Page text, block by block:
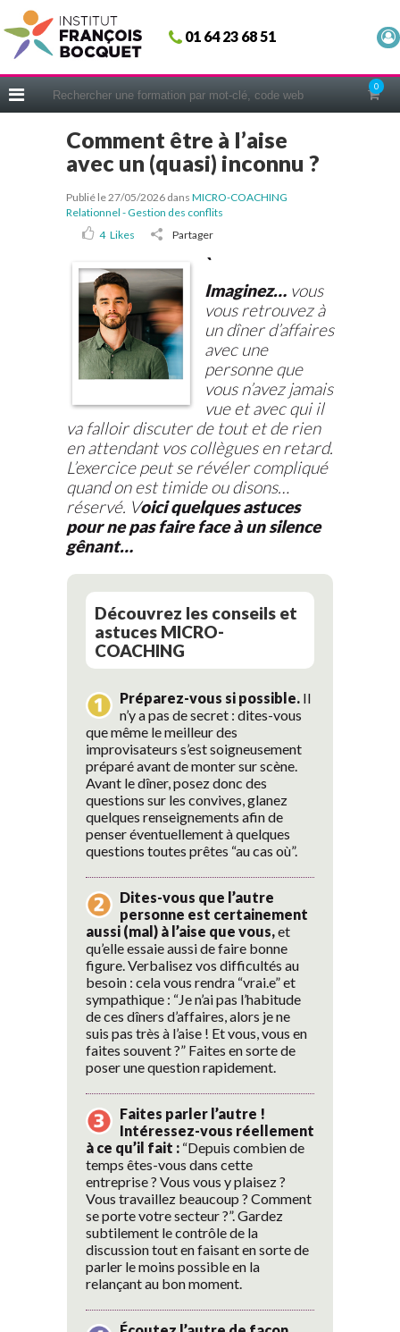
01 64 23 68 51
0
Fermer
ACCUEIL
CERIFICATIONS
INTRAS | SUR-MESURE
COACHING
EN PRATIQUE
NOUS CONNAÎTRE
CONSEILS MICRO-COACHING
WEBINAIRES
QUESTIONNAIRE GRATUIT
Comment être à l’aise
avec un (quasi) inconnu ?
Publié le 27/05/2026 dans MICRO-COACHING
Relationnel - Gestion des conflits
4 Likes Partager
`
Imaginez… vous
vous retrouvez à
un dîner d’affaires
avec une
personne que
vous n’avez jamais
vue et avec qui il
va falloir discuter de tout et de rien
en attendant vos collègues en retard.
L’exercice peut se révéler compliqué
quand on est timide ou disons…
réservé. Voici quelques astuces
pour ne pas faire face à un silence
gênant…
Découvrez les conseils et
astuces MICRO-
COACHING
Préparez-vous si possible. Il
n’y a pas de secret : dites-vous
que même le meilleur des
improvisateurs s’est soigneusement
préparé avant de monter sur scène.
Avant le dîner, posez donc des
questions sur les convives, glanez
quelques renseignements afin de
penser éventuellement à quelques
questions toutes prêtes “au cas où”.
Dites-vous que l’autre
personne est certainement
aussi (mal) à l’aise que vous,et
qu’elle essaie aussi de faire bonne
figure. Verbalisez vos difficultés au
besoin : cela vous rendra “vrai.e” et
sympathique : “Je n’ai pas l’habitude
de ces dîners d’affaires, alors je ne
suis pas très à l’aise ! Et vous, vous en
faites souvent ?” Faites en sorte de
poser une question rapidement.
Faites parler l’autre !
Intéressez-vous réellement
à ce qu’il fait : “Depuis combien de
temps êtes-vous dans cette
entreprise ? Vous vous y plaisez ?
Vous travaillez beaucoup ? Comment
se porte votre secteur ?”. Gardez
subtilement le contrôle de la
discussion tout en faisant en sorte de
parler le moins possible en la
relançant au bon moment.